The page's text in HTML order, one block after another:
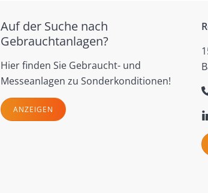
Auf der Suche nach
Gebrauchtanlagen?
Hier finden Sie Gebraucht- und
Messeanlagen zu Sonderkonditionen!
ANZEIGEN